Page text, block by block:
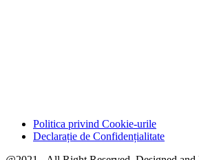
Politica privind Cookie-urile
Declarație de Confidențialitate